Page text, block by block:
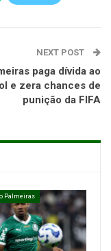
NEXT POST
paga dívida ao
e zera chances de
punição da FIFA
Palmeiras